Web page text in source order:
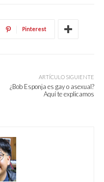
Pinterest
ARTÍCULO SIGUIENTE
¿Bob Esponja es gay o asexual?
Aquí te explicamos